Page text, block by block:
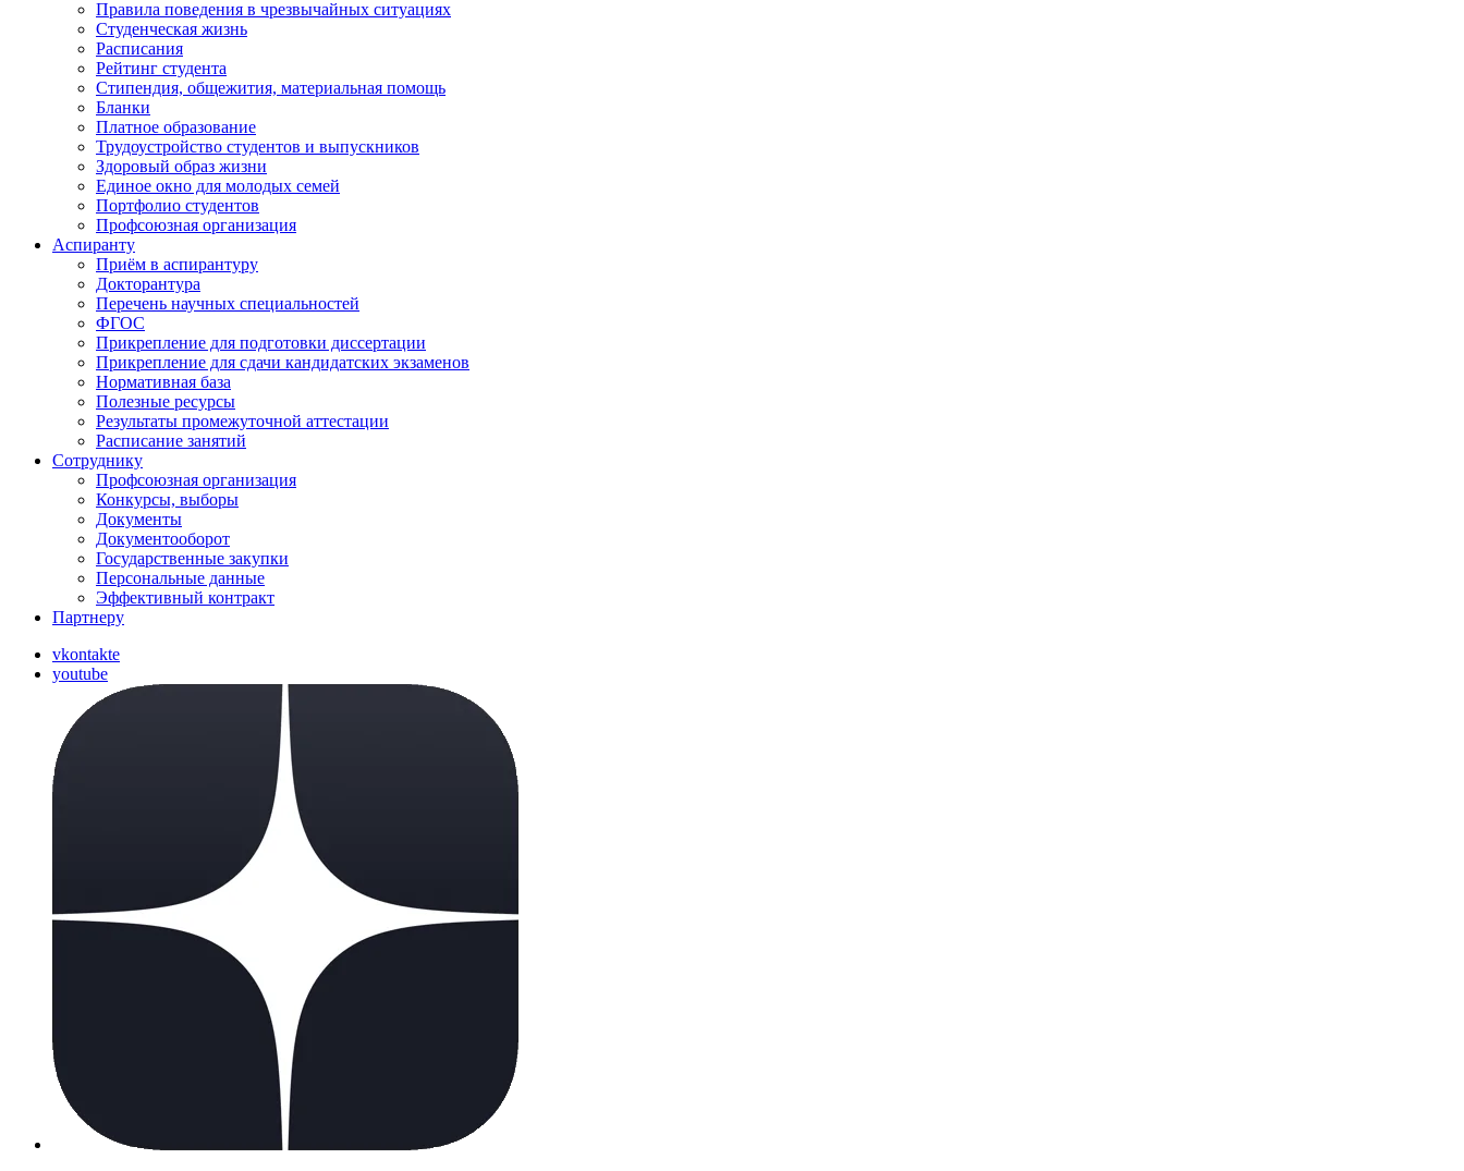
Правила поведения в чрезвычайных ситуациях
Студенческая жизнь
Расписания
Рейтинг студента
Стипендия, общежития, материальная помощь
Бланки
Платное образование
Трудоустройство студентов и выпускников
Здоровый образ жизни
Единое окно для молодых семей
Портфолио студентов
Профсоюзная организация
Аспиранту
Приём в аспирантуру
Докторантура
Перечень научных специальностей
ФГОС
Прикрепление для подготовки диссертации
Прикрепление для сдачи кандидатских экзаменов
Нормативная база
Полезные ресурсы
Результаты промежуточной аттестации
Расписание занятий
Сотруднику
Профсоюзная организация
Конкурсы, выборы
Документы
Документооборот
Государственные закупки
Персональные данные
Эффективный контракт
Партнеру
vkontakte
youtube